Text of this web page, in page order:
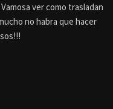
ver como trasladan
no habra que hacer